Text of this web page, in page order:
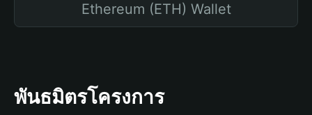
Ethereum (ETH) Wallet
พันธมิตรโครงการ